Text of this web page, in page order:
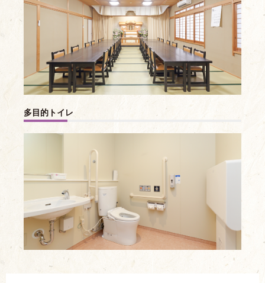
多目的トイレ